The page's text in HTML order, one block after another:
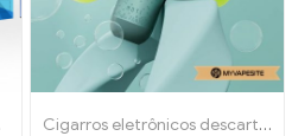
,Cigarros
Cigarros eletrônicos descartáveis